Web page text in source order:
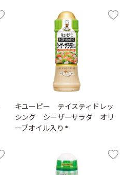
キユーピー テイスティドレッ
シング シーザーサラダ オリ
ーブオイル入り *